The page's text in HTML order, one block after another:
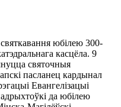
юбілею 300-
касцёла. 9
святочныя
пасланец кардынал
Евангелізацыі
да юбілею